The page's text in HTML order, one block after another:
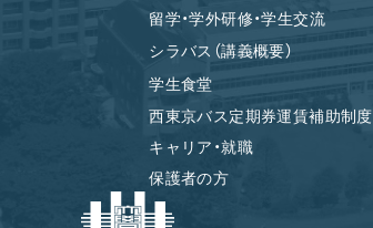
留学・学外研修・学生交流
シラバス（講義概要）
学生食堂
西東京バス定期券運賃補助制度
キャリア・就職
保護者の方